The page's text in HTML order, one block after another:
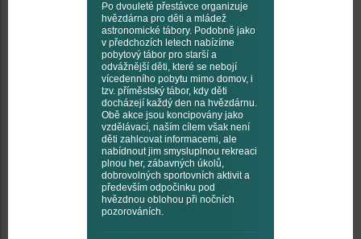
Po dvouleté přestávce organizuje
hvězdárna pro děti a mládež
astronomické tábory. Podobně jako
v předchozích letech nabízíme
pobytový tábor pro starší a
odvážnější děti, které se nebojí
vícedenního pobytu mimo domov, i
tzv. příměstský tábor, kdy děti
docházejí každý den na hvězdárnu.
Obě akce jsou koncipovány jako
vzdělávací, naším cílem však není
děti zahlcovat informacemi, ale
nabídnout jim smysluplnou rekreaci
plnou her, zábavných úkolů,
dobrovolných sportovních aktivit a
především odpočinku pod
hvězdnou oblohou při nočních
pozorováních.